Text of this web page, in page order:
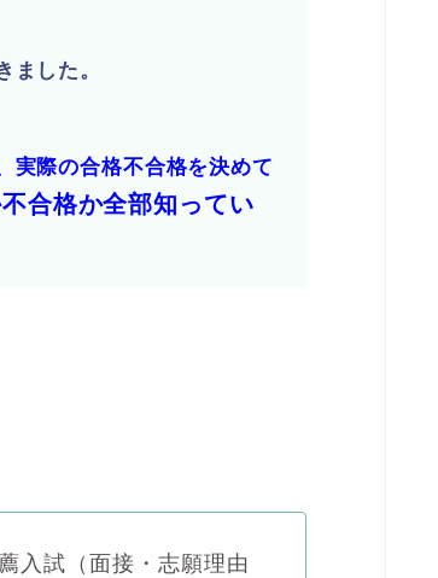
ました。
実際の合格不合格を決めて
合格か全部知ってい
入試（面接・志願理由